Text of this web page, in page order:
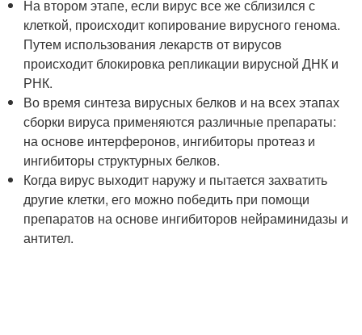
На втором этапе, если вирус все же сблизился с
клеткой, происходит копирование вирусного генома.
Путем использования лекарств от вирусов
происходит блокировка репликации вирусной ДНК и
РНК.
Во время синтеза вирусных белков и на всех этапах
сборки вируса применяются различные препараты:
на основе интерферонов, ингибиторы протеаз и
ингибиторы структурных белков.
Когда вирус выходит наружу и пытается захватить
другие клетки, его можно победить при помощи
препаратов на основе ингибиторов нейраминидазы и
антител.